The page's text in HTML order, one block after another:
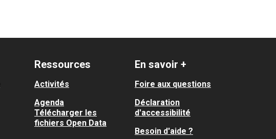
Ressources
Activités
Agenda
Télécharger les
fichiers Open Data
En savoir +
Foire aux questions
Déclaration
d'accessibilité
Besoin d'aide ?